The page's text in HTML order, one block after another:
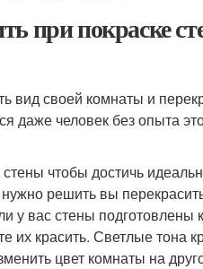
при покраске
своей комнаты и
даже человек без опыта
чтобы достичь
решить вы
у вас стены подготовлены
их красить. Светлые тона
цвет комнаты на